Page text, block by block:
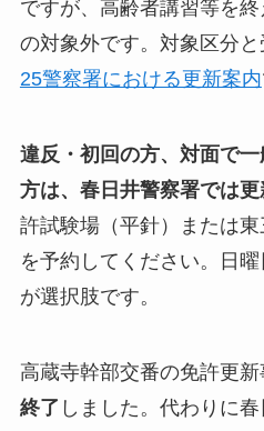
ですが、高齢者講習等を
の対象外です。対象区分
25警察署における更新案内
違反・初回の方、対面で
方は、春日井警察署では更
許試験場（平針）または
を予約してください。日
が選択肢です。
高蔵寺幹部交番の免許更新
終了 しました。代わりに